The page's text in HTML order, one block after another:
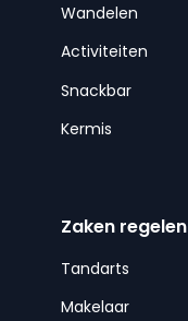
Wandelen
Activiteiten
Snackbar
Kermis
Zaken regelen
Tandarts
Makelaar